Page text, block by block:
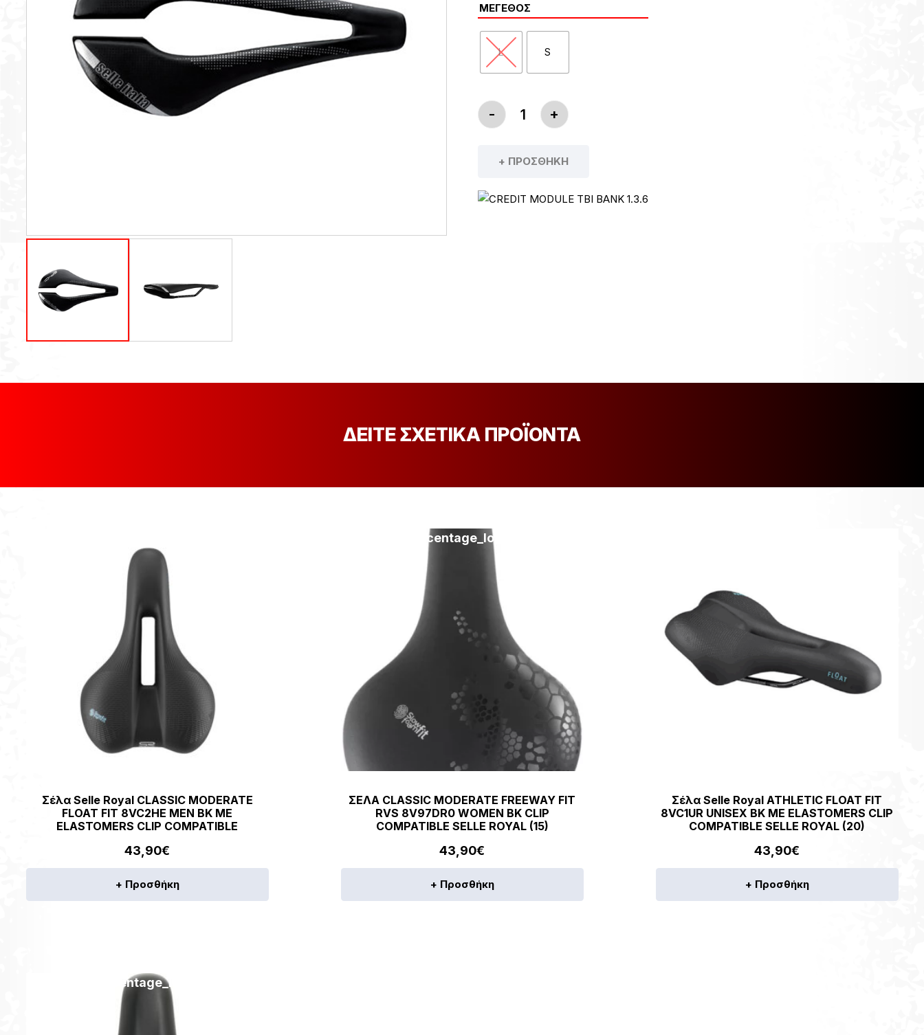
ΜΈΓΕΘΟΣ
L S
SELLE ITALIA SP-01 BOOST TM SUPERFLOW ΠΟΣΌΤΗΤΑ
- +
+ ΠΡΟΣΘΉΚΗ
ΔΕΙΤΕ ΣΧΕΤΙΚΑ ΠΡΟΪΟΝΤΑ
Σέλα Selle Royal CLASSIC MODERATE
FLOAT FIT 8VC2HE MEN BK ΜΕ
ELASTOMERS CLIP COMPATIBLE
43,90€
+ Προσθήκη
[discount_percentage_loop]
ΣΕΛΑ CLASSIC MODERATE FREEWAY FIT
RVS 8V97DR0 WOMEN BK CLIP
COMPATIBLE SELLE ROYAL (15)
43,90€
+ Προσθήκη
Σέλα Selle Royal ATHLETIC FLOAT FIT
8VC1UR UNISEX BK ΜΕ ELASTOMERS CLIP
COMPATIBLE SELLE ROYAL (20)
43,90€
+ Προσθήκη
[discount_percentage_loop]